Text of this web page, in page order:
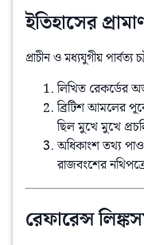
ইতিহাসের
প্রাচীন ও মধ্যযুগীয় পার্বত্য
লিখিত রেকর্ডের
ব্রিটিশ আমলের
ছিল মুখে মুখে
অধিকাংশ তথ্য
রাজবংশের
রেফারেন্স